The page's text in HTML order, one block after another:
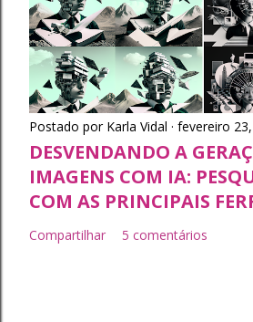
Postado por Karla Vidal fevereiro
DESVENDANDO A
IMAGENS COM IA:
COM AS PRINCIPAIS
Compartilhar 5 comentários